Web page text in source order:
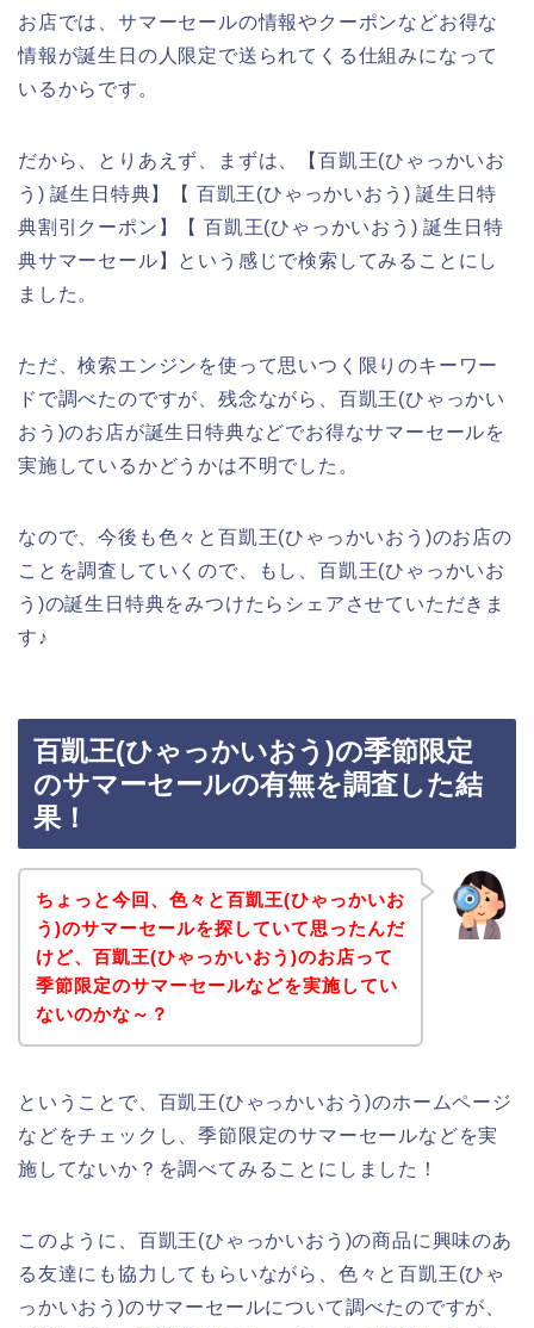
お店では、サマーセールの情報やクーポンなどお得な
情報が誕生日の人限定で送られてくる仕組みになって
いるからです。
だから、とりあえず、まずは、【百凱王(ひゃっかいお
う) 誕生日特典】【 百凱王(ひゃっかいおう) 誕生日特
典割引クーポン】【 百凱王(ひゃっかいおう) 誕生日特
典サマーセール】という感じで検索してみることにし
ました。
ただ、検索エンジンを使って思いつく限りのキーワー
ドで調べたのですが、残念ながら、百凱王(ひゃっかい
おう)のお店が誕生日特典などでお得なサマーセールを
実施しているかどうかは不明でした。
なので、今後も色々と百凱王(ひゃっかいおう)のお店の
ことを調査していくので、もし、百凱王(ひゃっかいお
う)の誕生日特典をみつけたらシェアさせていただきま
す♪
百凱王(ひゃっかいおう)の季節限定
のサマーセールの有無を調査した結
果！
ちょっと今回、色々と百凱王(ひゃっかいお
う)のサマーセールを探していて思ったんだ
けど、百凱王(ひゃっかいおう)のお店って
季節限定のサマーセールなどを実施してい
ないのかな～？
ということで、百凱王(ひゃっかいおう)のホームページ
などをチェックし、季節限定のサマーセールなどを実
施してないか？を調べてみることにしました！
このように、百凱王(ひゃっかいおう)の商品に興味のあ
る友達にも協力してもらいながら、色々と百凱王(ひゃ
っかいおう)のサマーセールについて調べたのですが、